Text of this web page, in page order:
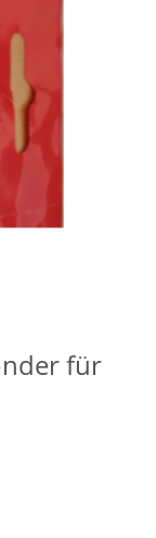
für